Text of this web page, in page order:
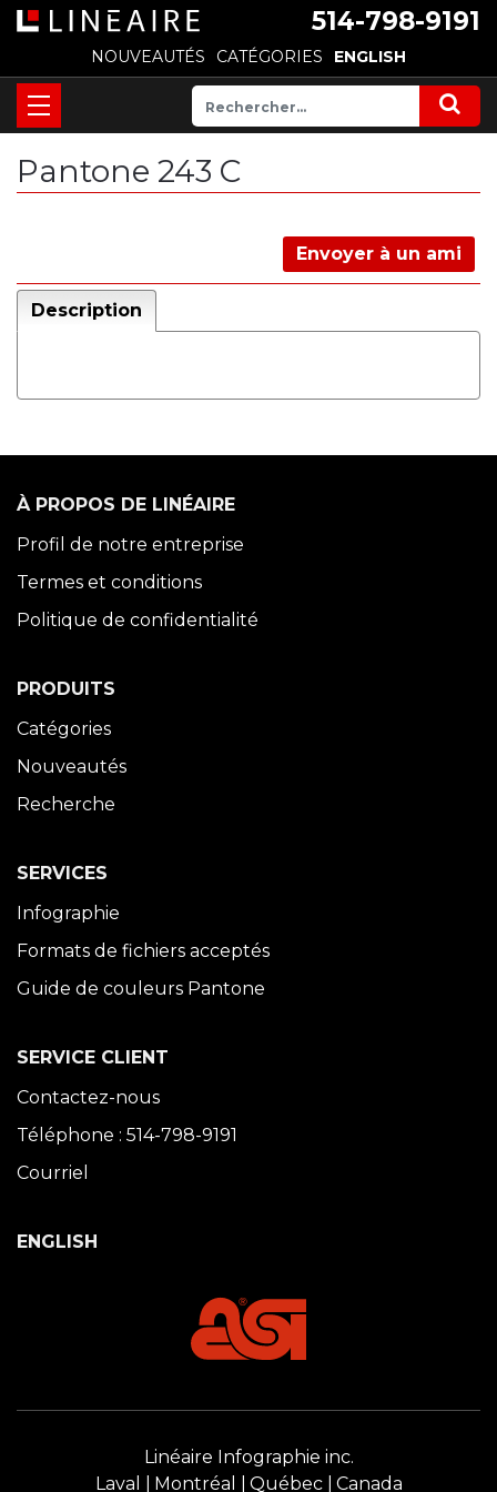
514-798-9191
NOUVEAUTÉS CATÉGORIES ENGLISH
Pantone 243 C
Envoyer à un ami
Description
À PROPOS DE LINÉAIRE
Profil de notre entreprise
Termes et conditions
Politique de confidentialité
PRODUITS
Catégories
Nouveautés
Recherche
SERVICES
Infographie
Formats de fichiers acceptés
Guide de couleurs Pantone
SERVICE CLIENT
Contactez-nous
Téléphone : 514-798-9191
Courriel
ENGLISH
Linéaire Infographie inc.
Laval
Montréal Québec Canada